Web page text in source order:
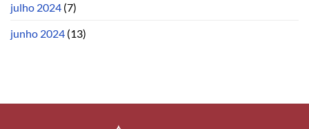
julho 2024 (7)
junho 2024 (13)